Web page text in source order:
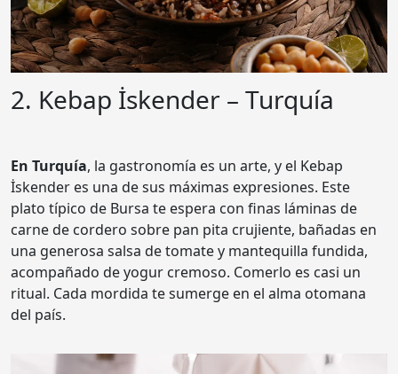
2. Kebap İskender – Turquía
En Turquía, la gastronomía es un arte, y el Kebap
İskender es una de sus máximas expresiones. Este
plato típico de Bursa te espera con finas láminas de
carne de cordero sobre pan pita crujiente, bañadas en
una generosa salsa de tomate y mantequilla fundida,
acompañado de yogur cremoso. Comerlo es casi un
ritual. Cada mordida te sumerge en el alma otomana
del país.